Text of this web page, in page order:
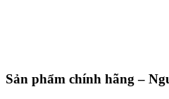
Sản phẩm chính hãng –